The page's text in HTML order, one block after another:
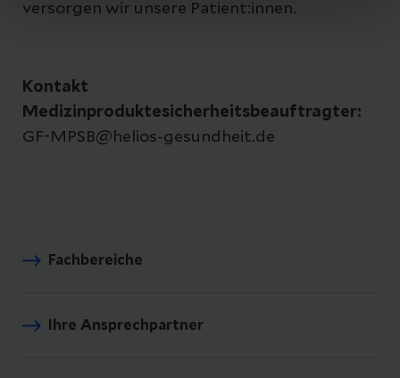
versorgen wir unsere Patient:innen.
Kontakt
Medizinproduktesicherheitsbeauftragter:
GF-MPSB@helios-gesundheit.de
Fachbereiche
Ihre Ansprechpartner